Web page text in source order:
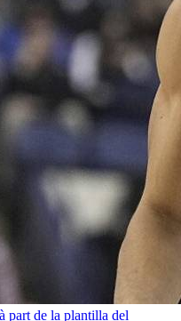
part de la plantilla del